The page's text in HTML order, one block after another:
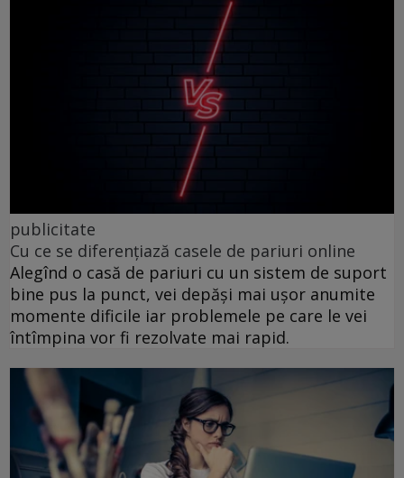
publicitate
Cu ce se diferențiază casele de pariuri online
Alegînd o casă de pariuri cu un sistem de suport
bine pus la punct, vei depăși mai ușor anumite
momente dificile iar problemele pe care le vei
întîmpina vor fi rezolvate mai rapid.